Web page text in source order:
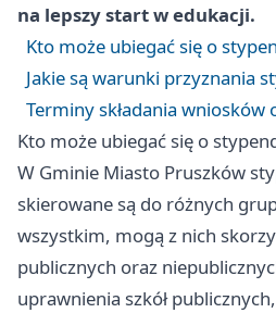
na lepszy start w edukacji.
Kto może ubiegać się o
Jakie są warunki przyznania
Terminy składania wniosków
Kto może ubiegać się o
W Gminie Miasto Pruszków
skierowane są do różnych
wszystkim, mogą z nich
publicznych oraz
uprawnienia szkół